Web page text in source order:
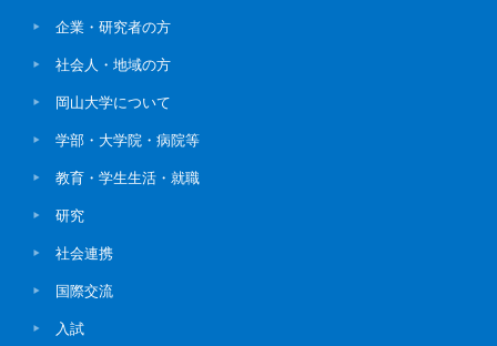
企業・研究者の方
社会人・地域の方
岡山大学について
学部・大学院・病院等
教育・学生生活・就職
研究
社会連携
国際交流
入試